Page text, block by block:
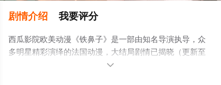
剧情介绍 我要评分
西瓜影院欧美动漫《铁鼻子》是一部由知名导演执导，众
多明星精彩演绎的法国动漫，大结局剧情已揭晓（更新至
第52集已完结），手机免费观看高清无删减完整版动漫全
